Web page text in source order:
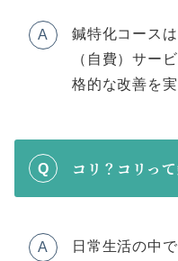
A
鍼特化コース
（自費）サー
格的な改善を実
Q コリ？コリっ
A
日常生活の中